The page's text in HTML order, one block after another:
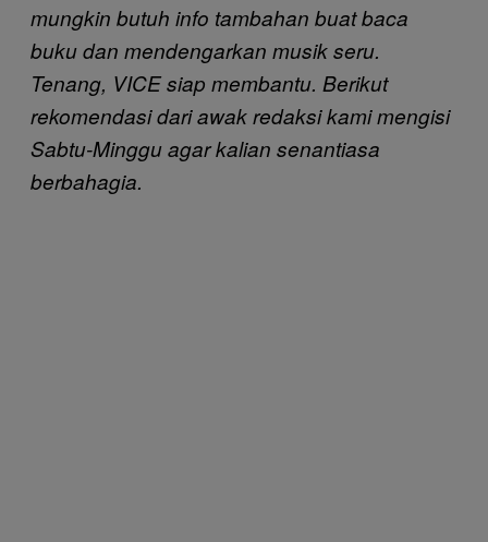
mungkin butuh info tambahan buat baca
buku dan mendengarkan musik seru.
Tenang, VICE siap membantu. Berikut
rekomendasi dari awak redaksi kami mengisi
Sabtu-Minggu agar kalian senantiasa
berbahagia.